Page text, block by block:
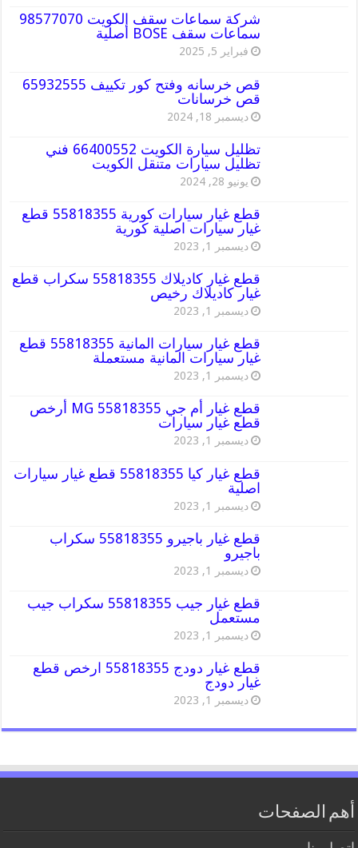
شركة سماعات سقف الكويت 98577070
سماعات سقف BOSE أصلية
فبراير 5, 2025
قص خرسانه وفتح كور تكييف 65932555
قص خرسانات
ديسمبر 18, 2024
تظليل سيارة الكويت 66400552 فني
تظليل سيارات متنقل الكويت
يونيو 28, 2024
قطع غيار سيارات كورية 55818355 قطع
غيار سيارات اصلية كورية
ديسمبر 1, 2023
قطع غيار كاديلاك 55818355 سكراب قطع
غيار كاديلاك رخيص
ديسمبر 1, 2023
قطع غيار سيارات المانية 55818355 قطع
غيار سيارات المانية مستعملة
ديسمبر 1, 2023
قطع غيار أم جي MG 55818355 أرخص
قطع غيار سيارات
ديسمبر 1, 2023
قطع غيار كيا 55818355 قطع غيار سيارات
اصلية
ديسمبر 1, 2023
قطع غيار باجيرو 55818355 سكراب
باجيرو
ديسمبر 1, 2023
قطع غيار جيب 55818355 سكراب جيب
مستعمل
ديسمبر 1, 2023
قطع غيار دودج 55818355 ارخص قطع
غيار دودج
ديسمبر 1, 2023
أهم الصفحات